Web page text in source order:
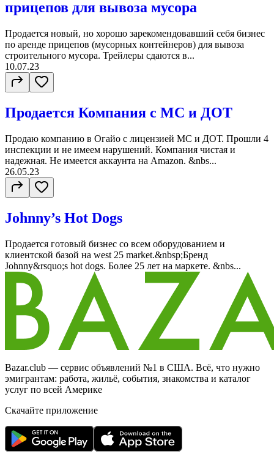
прицепов для вывоза мусора
Продается новый, но хорошо зарекомендовавший себя бизнес
по аренде прицепов (мусорных контейнеров) для вывоза
строительного мусора. Трейлеры сдаются в...
10.07.23
Продается Компания с МС и ДОТ
Продаю компанию в Огайо с лицензией МС и ДОТ. Прошли 4
инспекции и не имеем нарушений. Компания чистая и
надежная. Не имеется аккаунта на Amazon. &nbs...
26.05.23
Johnny’s Hot Dogs
Продается готовый бизнес со всем оборудованием и
клиентской базой на west 25 market.&nbsp;Бренд
Johnny&rsquo;s hot dogs. Более 25 лет на маркете. &nbs...
Bazar.club — сервис объявлений №1 в США. Всё, что нужно
эмигрантам: работа, жильё, события, знакомства и каталог
услуг по всей Америке
Скачайте приложение